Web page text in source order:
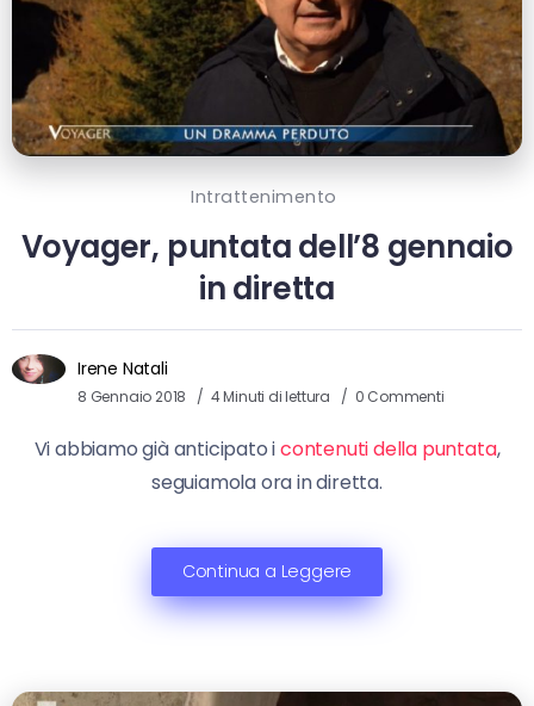
Intrattenimento
Voyager, puntata dell’8 gennaio
in diretta
Irene Natali
8 Gennaio 2018 4 Minuti di lettura 0 Commenti
Vi abbiamo già anticipato icontenuti della puntata,
seguiamola ora in diretta.
Continua a Leggere